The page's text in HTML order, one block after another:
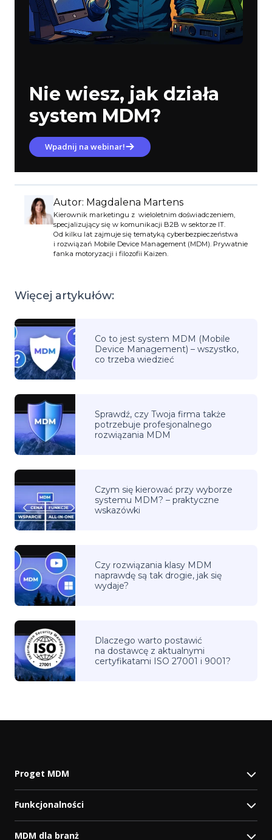
Nie wiesz, jak działa
system MDM?
Wpadnij na webinar!
Autor: Magdalena Martens
Kierownik marketingu z wieloletnim doświadczeniem,
specjalizujący się w komunikacji B2B w sektorze IT.
Od kilku lat zajmuje się tematyką cyberbezpieczeństwa
i rozwiązań Mobile Device Management (MDM). Prywatnie
fanka motoryzacji i filozofii Kaizen.
Więcej artykułów:
Co to jest system MDM (Mobile
Device Management) – wszystko,
co trzeba wiedzieć
Sprawdź, czy Twoja firma także
potrzebuje profesjonalnego
rozwiązania MDM
Czym się kierować przy wyborze
systemu MDM? – praktyczne
wskazówki
Czy rozwiązania klasy MDM
naprawdę są tak drogie, jak się
wydaje?
Dlaczego warto postawić
na dostawcę z aktualnymi
certyfikatami ISO 27001 i 9001?
Proget MDM
Funkcjonalności
MDM dla branż